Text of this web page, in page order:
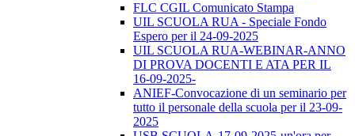
FLC CGIL Comunicato Stampa
UIL SCUOLA RUA - Speciale Fondo
Espero per il 24-09-2025
UIL SCUOLA RUA-WEBINAR-ANNO
DI PROVA DOCENTI E ATA PER IL
16-09-2025-
ANIEF-Convocazione di un seminario per
tutto il personale della scuola per il 23-09-
2025